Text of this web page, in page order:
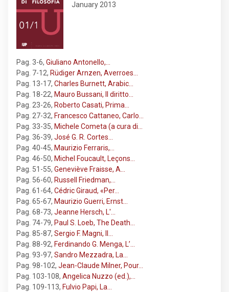
January 2013
Pag. 3-6, Giuliano Antonello,…
Pag. 7-12, Rüdiger Arnzen, Averroes…
Pag. 13-17, Charles Burnett, Arabic…
Pag. 18-22, Mauro Bussani, Il diritto…
Pag. 23-26, Roberto Casati, Prima…
Pag. 27-32, Francesco Cattaneo, Carlo…
Pag. 33-35, Michele Cometa (a cura di…
Pag. 36-39, José G. R. Cortes…
Pag. 40-45, Maurizio Ferraris,…
Pag. 46-50, Michel Foucault, Leçons…
Pag. 51-55, Geneviève Fraisse, A…
Pag. 56-60, Russell Friedman,…
Pag. 61-64, Cédric Giraud, «Per…
Pag. 65-67, Maurizio Guerri, Ernst…
Pag. 68-73, Jeanne Hersch, L'…
Pag. 74-79, Paul S. Loeb, The Death…
Pag. 85-87, Sergio F. Magni, Il…
Pag. 88-92, Ferdinando G. Menga, L’…
Pag. 93-97, Sandro Mezzadra, La…
Pag. 98-102, Jean-Claude Milner, Pour…
Pag. 103-108, Angelica Nuzzo (ed.),…
Pag. 109-113, Fulvio Papi, La…